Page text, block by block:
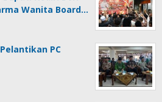
Wanita Board…
PC